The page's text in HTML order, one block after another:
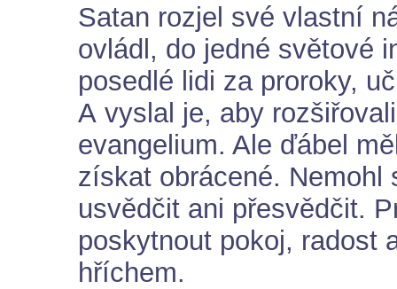
Satan rozjel své vlastní
ovládl, do jedné světové
posedlé lidi za proroky,
A vyslal je, aby
evangelium. Ale ďábel
získat obrácené. Nemohl
usvědčit ani přesvědčit.
poskytnout pokoj, radost
hříchem.